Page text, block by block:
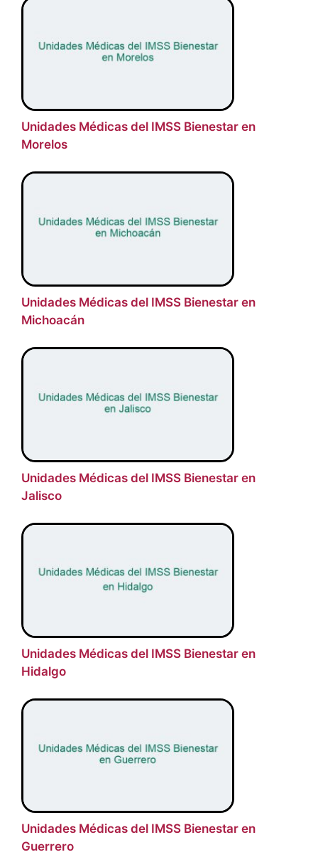
Unidades Médicas del IMSS Bienestar en
Morelos
Unidades Médicas del IMSS Bienestar en
Michoacán
Unidades Médicas del IMSS Bienestar en
Jalisco
Unidades Médicas del IMSS Bienestar en
Hidalgo
Unidades Médicas del IMSS Bienestar en
Guerrero